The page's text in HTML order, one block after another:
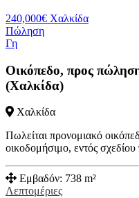
240,000€ Χαλκίδα
Πώληση
Γη
Οικόπεδο, προς
(Χαλκίδα)
Χαλκίδα
Πωλείται προνομιακό
οικοδομήσιμο, εντός
Εμβαδόν: 738 m²
Λεπτομέριες